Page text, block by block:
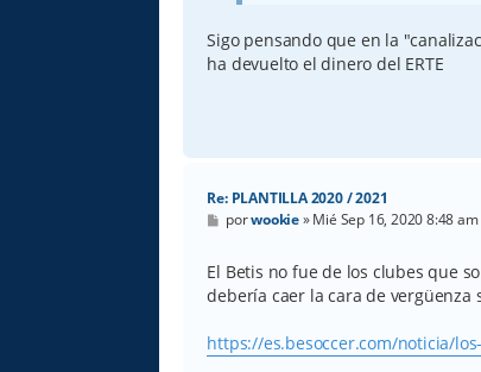
Sigo pensando que en la
ha devuelto el dinero del ERTE
Re: PLANTILLA 2020 / 2021
M
e
s
a
j
porwookie»Mié Sep 16, 2020 8:48 am
El Betis no fue de los clubes que
debería caer la cara de vergüenza
https://es.besoccer.com/noticia/